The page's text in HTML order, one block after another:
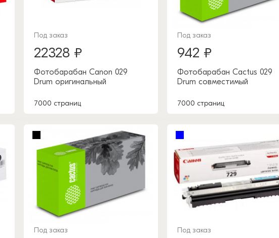
Под заказ
22328 ₽
Фотобарабан Canon 029
Drum оригинальный
7000 страниц
Под заказ
942 ₽
Фотобарабан Cactus 029
Drum совместимый
7000 страниц
Под заказ Под заказ